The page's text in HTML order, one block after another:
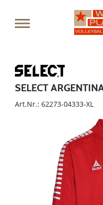
SELECT
Art.Nr.: 62273-04333-XL